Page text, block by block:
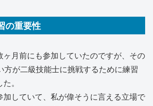
の重要性
ヶ月前にも参加していたのですが、その
方が二級技能士に挑戦するために練習
。
加していて、私が偉そうに言える立場で